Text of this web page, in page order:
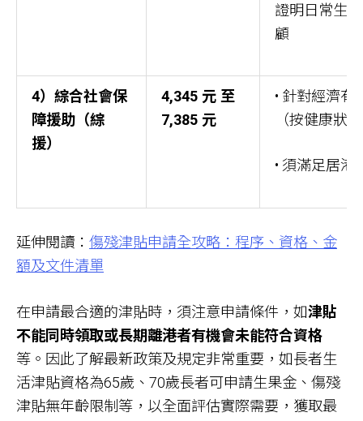
證明日常生
顧
4）綜合社會保
障援助（綜
援）
4,345 元 至
7,385 元
• 針對經濟有
（按健康狀
• 須滿足居港
延伸閱讀： 傷殘津貼申請全攻略：程序、資格、金
額及文件清單
在申請最合適的津貼時，須注意申請條件，如津貼
不能同時領取或長期離港者有機會未能符合資格
等。因此了解最新政策及規定非常重要，如長者生
活津貼資格為65歲、70歲長者可申請生果金、傷殘
津貼無年齡限制等，以全面評估實際需要，獲取最